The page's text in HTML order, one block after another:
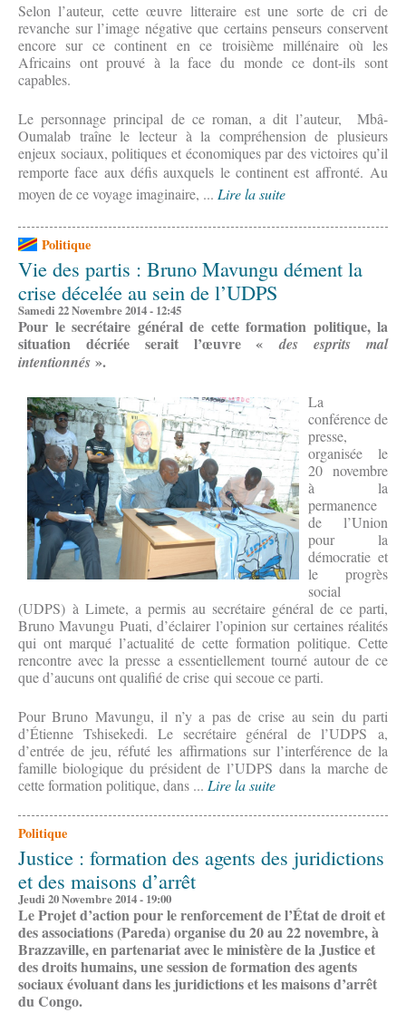
Selon l’auteur, cette œuvre litteraire est une sorte de cri de
revanche sur l’image négative que certains penseurs conservent
encore sur ce continent en ce troisième millénaire où les
Africains ont prouvé à la face du monde ce dont-ils sont
capables.
Le personnage principal de ce roman, a dit l’auteur, Mbâ-
Oumalab traîne le lecteur à la compréhension de plusieurs
enjeux sociaux, politiques et économiques par des victoires qu’il
remporte face aux défis auxquels le continent est affronté. Au
moyen de ce voyage imaginaire, ... Lire la suite
Politique
Vie des partis : Bruno Mavungu dément la
crise décelée au sein de l’UDPS
Samedi 22 Novembre 2014 - 12:45
Pour le secrétaire général de cette formation politique, la
situation décriée serait l’œuvre «des esprits mal
intentionnés ».
La
conférence de
presse,
organisée le
20 novembre
à la
permanence
de l’Union
pour la
démocratie et
le progrès
social
(UDPS) à Limete, a permis au secrétaire général de ce parti,
Bruno Mavungu Puati, d’éclairer l’opinion sur certaines réalités
qui ont marqué l’actualité de cette formation politique. Cette
rencontre avec la presse a essentiellement tourné autour de ce
que d’aucuns ont qualifié de crise qui secoue ce parti.
Pour Bruno Mavungu, il n’y a pas de crise au sein du parti
d’Étienne Tshisekedi. Le secrétaire général de l’UDPS a,
d’entrée de jeu, réfuté les affirmations sur l’interférence de la
famille biologique du président de l’UDPS dans la marche de
cette formation politique, dans ... Lire la suite
Politique
Justice : formation des agents des juridictions
et des maisons d’arrêt
Jeudi 20 Novembre 2014 - 19:00
Le Projet d’action pour le renforcement de l’État de droit et
des associations (Pareda) organise du 20 au 22 novembre, à
Brazzaville, en partenariat avec le ministère de la Justice et
des droits humains, une session de formation des agents
sociaux évoluant dans les juridictions et les maisons d’arrêt
du Congo.